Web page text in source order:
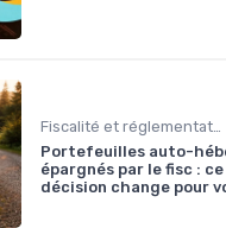
Fiscalité et réglementation
Portefeuilles auto-
épargnés par le fisc :
décision change pour